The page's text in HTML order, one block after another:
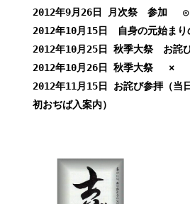
2012年9月26日 月次祭 参加 ◎
2012年10月15日 自身の元始ま
2012年10月25日 秋季大祭 お
2012年10月26日 秋季大祭 ×
2012年11月15日 お詫び参拝（
初おぢば入案内）